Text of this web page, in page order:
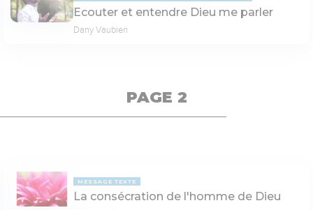
Ecouter et entendre Dieu me parler
Dany Vaubien
PAGE 2
MESSAGE TEXTE
La consécration de l'homme de Dieu